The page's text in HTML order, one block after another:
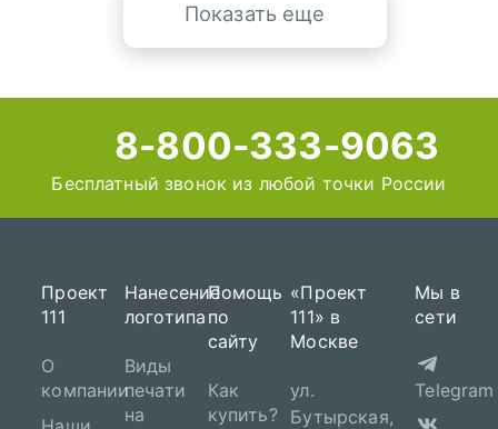
Показать еще
8-800-333-9063
Бесплатный звонок из любой точки России
Проект
111
О
компании
Нанесение
логотипа
Виды
печати
на
Помощь
по
сайту
Как
купить?
«Проект
111» в
Москве
ул.
Бутырская,
Мы в
сети
Telegram